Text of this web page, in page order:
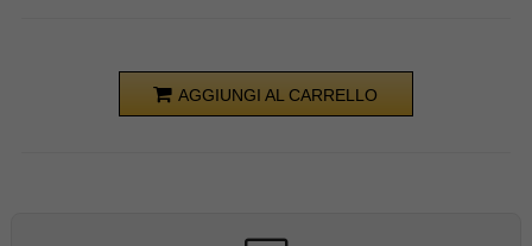
AGGIUNGI AL CARRELLO